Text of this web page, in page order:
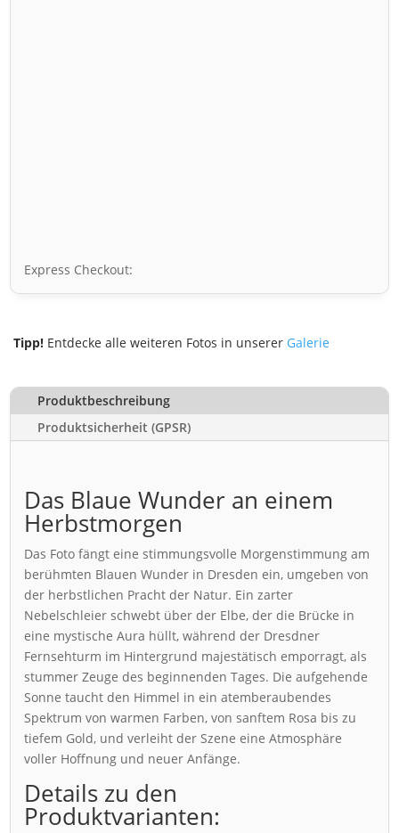
Express Checkout:
Tipp! Entdecke alle weiteren Fotos in unserer Galerie
Produktbeschreibung
Produktsicherheit (GPSR)
Das Blaue Wunder an einem
Herbstmorgen
Das Foto fängt eine stimmungsvolle Morgenstimmung am
berühmten Blauen Wunder in Dresden ein, umgeben von
der herbstlichen Pracht der Natur. Ein zarter
Nebelschleier schwebt über der Elbe, der die Brücke in
eine mystische Aura hüllt, während der Dresdner
Fernsehturm im Hintergrund majestätisch emporragt, als
stummer Zeuge des beginnenden Tages. Die aufgehende
Sonne taucht den Himmel in ein atemberaubendes
Spektrum von warmen Farben, von sanftem Rosa bis zu
tiefem Gold, und verleiht der Szene eine Atmosphäre
voller Hoffnung und neuer Anfänge.
Details zu den
Produktvarianten: